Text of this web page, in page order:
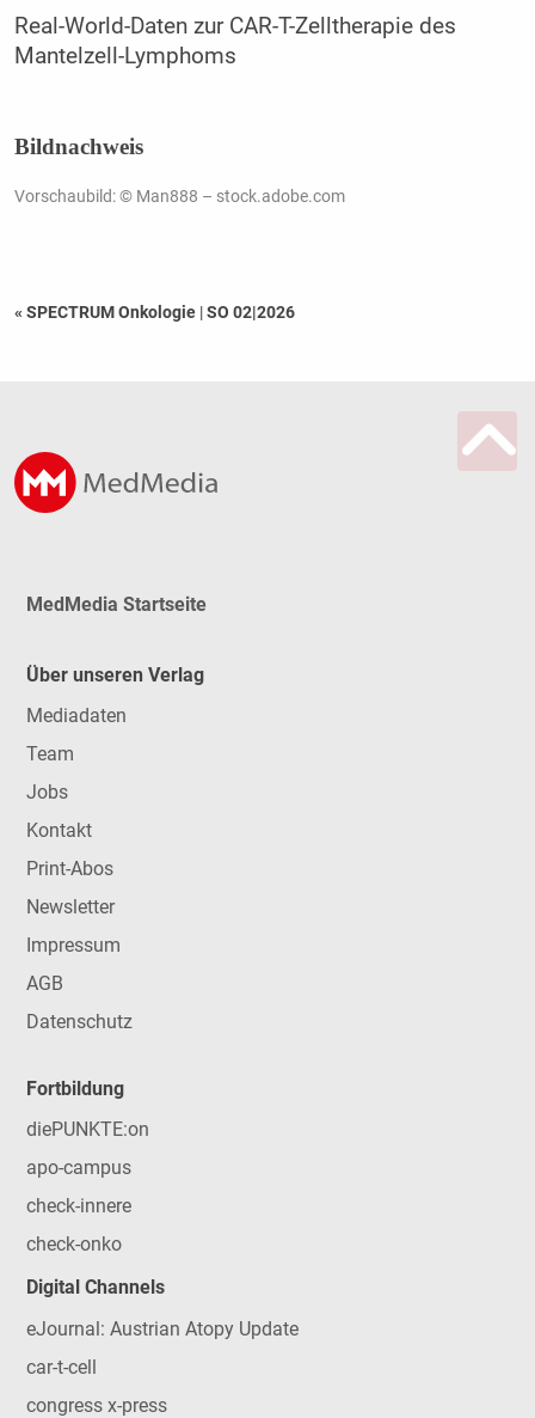
Real-World-Daten zur CAR-T-Zelltherapie des
Mantelzell-Lymphoms
Bildnachweis
Vorschaubild: © Man888 – stock.adobe.com
« SPECTRUM Onkologie |SO 02|2026
MedMedia Startseite
Über unseren Verlag
Mediadaten
Team
Jobs
Kontakt
Print-Abos
Newsletter
Impressum
AGB
Datenschutz
Fortbildung
diePUNKTE:on
apo-campus
check-innere
check-onko
Digital Channels
eJournal: Austrian Atopy Update
car-t-cell
congress x-press